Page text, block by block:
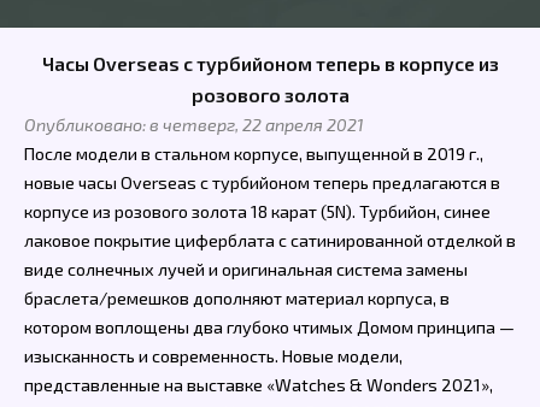
Часы Overseas с турбийоном теперь в корпусе из
розового золота
Опубликовано: в четверг, 22 апреля 2021
После модели в стальном корпусе, выпущенной в 2019 г.,
новые часы Overseas с турбийоном теперь предлагаются в
корпусе из розового золота 18 карат (5N). Турбийон, синее
лаковое покрытие циферблата с сатинированной отделкой в
виде солнечных лучей и оригинальная система замены
браслета/ремешков дополняют материал корпуса, в
котором воплощены два глубоко чтимых Домом принципа —
изысканность и современность. Новые модели,
представленные на выставке «Watches & Wonders 2021»,